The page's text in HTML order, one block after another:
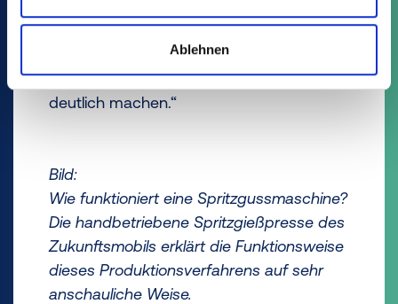
Ablehnen
rund um unsere Branche und können
gleichzeitig Hintergründe der
Kreislaufwirtschaft ganz unmittelbar
deutlich machen.“
Bild:
Wie funktioniert eine Spritzgussmaschine?
Die handbetriebene Spritzgießpresse des
Zukunftsmobils erklärt die Funktionsweise
dieses Produktionsverfahrens auf sehr
anschauliche Weise.